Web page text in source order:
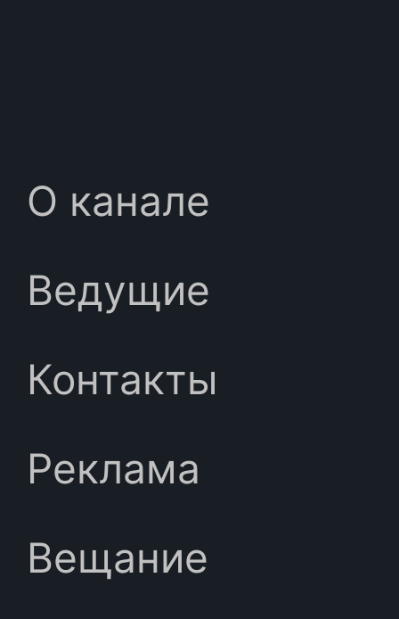
О канале
Ведущие
Контакты
Реклама
Вещание